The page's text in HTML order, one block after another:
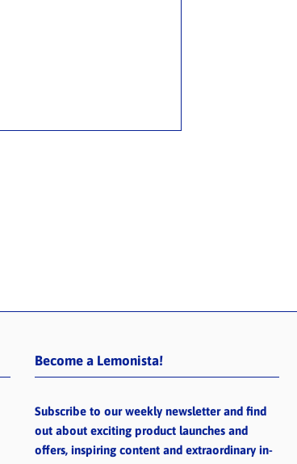
Become a Lemonista!
Subscribe to our weekly newsletter and find
out about exciting product launches and
offers, inspiring content and extraordinary in-